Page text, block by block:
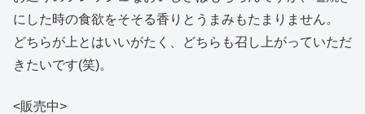
にした時の食欲をそそる香りとうまみもたまりません。
どちらが上とはいいがたく、どちらも召し上がっていただ
きたいです(笑)。
<販売中>